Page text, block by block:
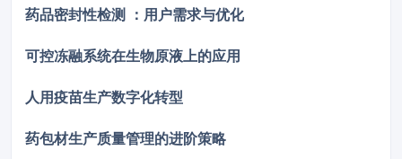
进行性能测试，测得的顶空残氧量为0.68%，这一结果满足了小
药品密封性检测 ：用户需求与优化
可控冻融系统在生物原液上的应用
人用疫苗生产数字化转型
药包材生产质量管理的进阶策略